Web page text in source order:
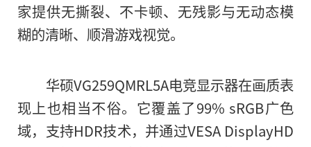
家提供无撕裂、不卡顿、无残影与无动态模
糊的清晰、顺滑游戏视觉。
华硕VG259QMRL5A电竞显示器在画质表
现上也相当不俗。它覆盖了99% sRGB广色
域，支持HDR技术，并通过VESA DisplayHD